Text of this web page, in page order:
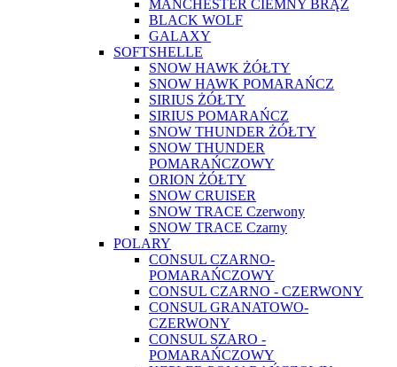
MANCHESTER CIEMNY BRĄZ
BLACK WOLF
GALAXY
SOFTSHELLE
SNOW HAWK ŻÓŁTY
SNOW HAWK POMARAŃCZ
SIRIUS ŻÓŁTY
SIRIUS POMARAŃCZ
SNOW THUNDER ŻÓŁTY
SNOW THUNDER
POMARAŃCZOWY
ORION ŻÓŁTY
SNOW CRUISER
SNOW TRACE Czerwony
SNOW TRACE Czarny
POLARY
CONSUL CZARNO-
POMARAŃCZOWY
CONSUL CZARNO - CZERWONY
CONSUL GRANATOWO-
CZERWONY
CONSUL SZARO -
POMARAŃCZOWY